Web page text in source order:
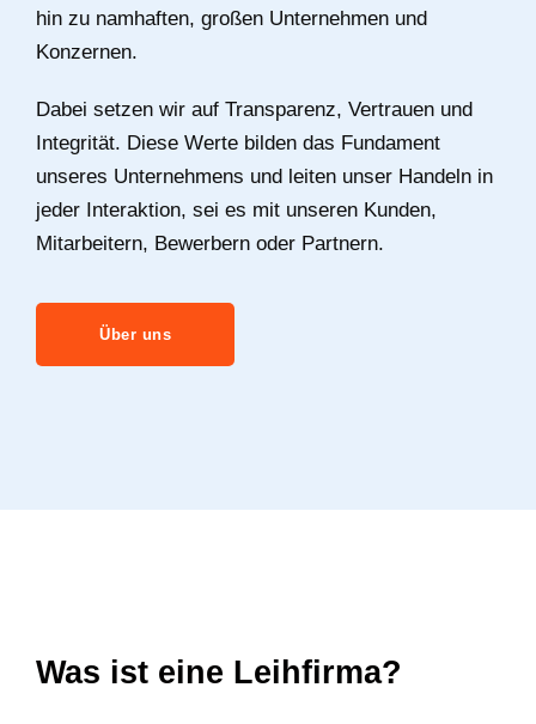
hin zu namhaften, großen Unternehmen und
Konzernen.
Dabei setzen wir auf Transparenz, Vertrauen und
Integrität. Diese Werte bilden das Fundament
unseres Unternehmens und leiten unser Handeln in
jeder Interaktion, sei es mit unseren Kunden,
Mitarbeitern, Bewerbern oder Partnern.
Über uns
Was ist eine Leihfirma?